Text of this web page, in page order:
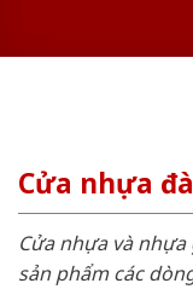
Cửa nhựa
Cửa nhựa và nhựa
sản phẩm các